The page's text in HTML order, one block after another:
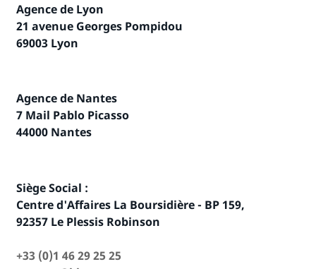
Agence de Lyon
21 avenue Georges Pompidou
69003 Lyon
Agence de Nantes
7 Mail Pablo Picasso
44000 Nantes
Siège Social :
Centre d'Affaires La Boursidière - BP 159,
92357 Le Plessis Robinson
+33 (0)1 46 29 25 25